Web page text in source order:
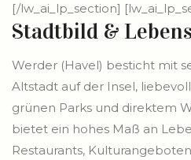
[/lw_ai_lp_section]
Stadtbild &
Werder (Havel) besticht mit
Altstadt auf der Insel,
grünen Parks und direktem
bietet ein hohes Maß an
Restaurants,